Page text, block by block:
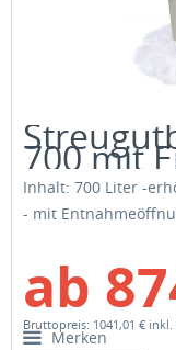
700 mit
Inhalt: 700 Liter -
- mit
ab
Bruttopreis: 1041,01 € inkl.
Merken